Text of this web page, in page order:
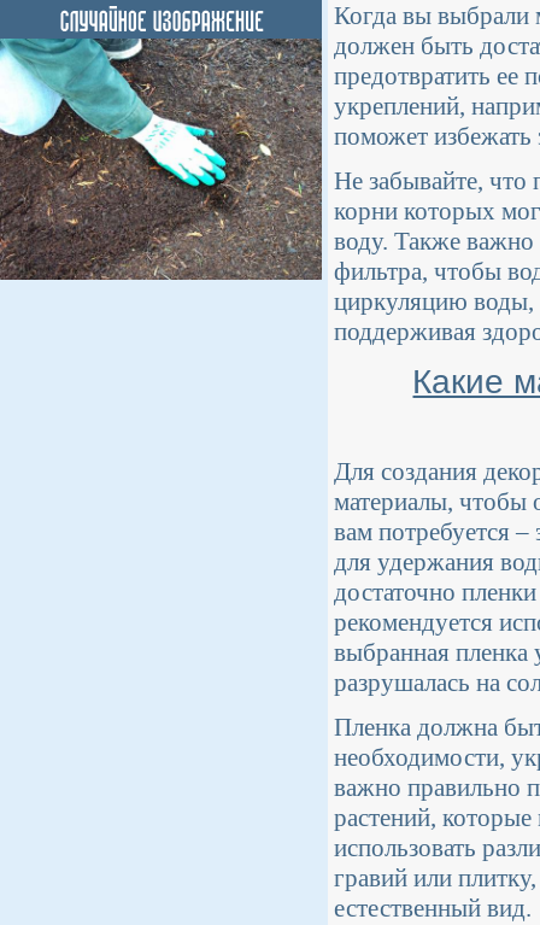
Когда вы выбрали
должен быть
предотвратить ее
укреплений,
поможет
Не забывайте,
корни которых
воду. Также важно
фильтра, чтобы
циркуляцию воды,
поддерживая
Какие
Для создания
материалы, чтобы
вам потребуется
для удержания
достаточно
рекомендуется
выбранная пленка
разрушалась на
Пленка должна
необходимости,
важно правильно
растений,
использовать
гравий или
естественный вид.